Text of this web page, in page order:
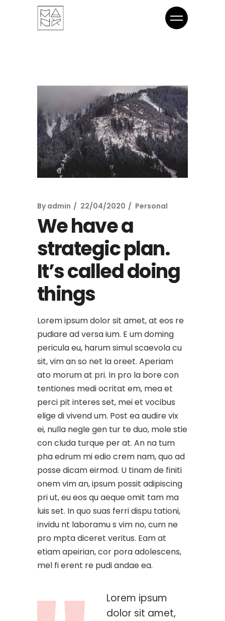
By admin 22/04/2020 Personal
We have a
strategic plan.
It’s called doing
things
Lorem ipsum dolor sit amet, at eos re
pudiare ad versa ium. E um doming
pericula eu, harum simul scaevola cu
sit, vim an so net la oreet. Aperiam
ato morum at pri. In pro la bore con
tentiones medi ocritat em, mea et
perci pit interes set, mei et vocibus
elige di vivend um. Post ea audire vix
ei, nulla negle gen tur te duo, mole stie
con cluda turque per at. An na tum
pha edrum mi edio crem nam, quo ad
posse dicam eirmod. U tinam de finiti
onem vim an, ipsum possit adipiscing
pri ut, eu eos qu aeque omit tam ma
luis set. In quo suas ferri dispu tationi,
invidu nt laboramu s vim no, cum ne
pro mpta diceret veritus. Eam at
etiam apeirian, cor pora adolescens,
mel fi erent re pudi andae ea.
Lorem ipsum
dolor sit amet,